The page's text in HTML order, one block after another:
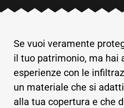
Se vuoi veramente
il tuo patrimonio, ma hai
esperienze con le
un materiale che si
alla tua copertura e che